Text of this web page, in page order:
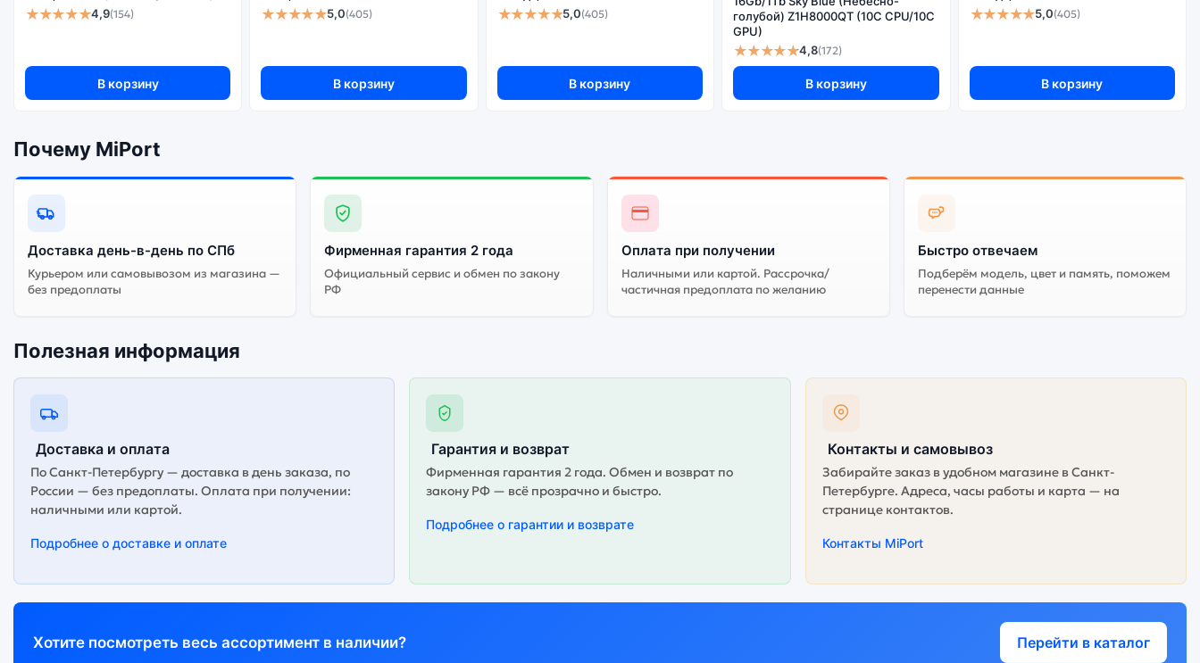
гарантируется.
★★★★★4,9(154)
В корзину
★★★★★5,0(405)
В корзину
★★★★★5,0(405)
В корзину
голубой) Z1H8000QT (10C CPU/10C
GPU)
★★★★★4,8(172)
В корзину
★★★★★5,0(405)
В корзину
Почему MiPort
Доставка день-в-день по СПб
Курьером или самовывозом из магазина —
без предоплаты
Фирменная гарантия 2 года
Официальный сервис и обмен по закону
РФ
Оплата при получении
Наличными или картой. Рассрочка/
частичная предоплата по желанию
Быстро отвечаем
Подберём модель, цвет и память, поможем
перенести данные
Полезная информация
Доставка и оплата
По Санкт-Петербургу — доставка в день заказа, по
России — без предоплаты. Оплата при получении:
наличными или картой.
Подробнее о доставке и оплате
Гарантия и возврат
Фирменная гарантия 2 года. Обмен и возврат по
закону РФ — всё прозрачно и быстро.
Подробнее о гарантии и возврате
Контакты и самовывоз
Забирайте заказ в удобном магазине в Санкт-
Петербурге. Адреса, часы работы и карта — на
странице контактов.
Контакты MiPort
Хотите посмотреть весь ассортимент в наличии? Перейти в каталог